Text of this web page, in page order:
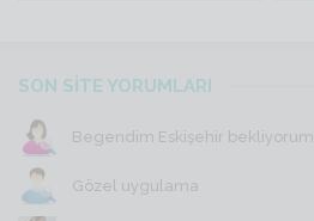
SON SİTE YORUMLARI
Begendim Eskişehir bekliyorum
Gözel uygulama